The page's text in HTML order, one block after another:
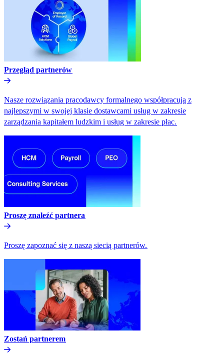
Przegląd partnerów​​
Nasze rozwiązania pracodawcy formalnego współpracują z
najlepszymi w swojej klasie dostawcami usług w zakresie
zarządzania kapitałem ludzkim i usług w zakresie płac.​​
Proszę znaleźć partnera​​
Proszę zapoznać się z naszą siecią partnerów.​​
Zostań partnerem​​